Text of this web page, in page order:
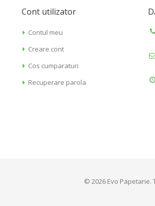
Cont utilizator
Contul meu
Creare cont
Cos cumparaturi
Recuperare parola
© 2026 Evo